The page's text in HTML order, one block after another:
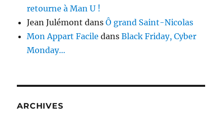
retourne à Man U !
Jean Julémont dansÔ grand Saint-Nicolas
Mon Appart Facile dansBlack Friday, Cyber
Monday…
ARCHIVES